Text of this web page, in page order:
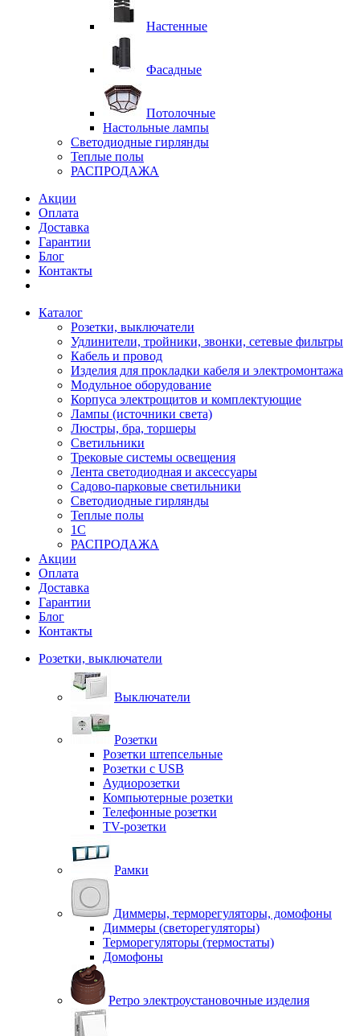
Настенные
Фасадные
Потолочные
Настольные лампы
Светодиодные гирлянды
Теплые полы
РАСПРОДАЖА
Акции
Оплата
Доставка
Гарантии
Блог
Контакты
Каталог
Розетки, выключатели
Удлинители, тройники, звонки, сетевые фильтры
Кабель и провод
Изделия для прокладки кабеля и электромонтажа
Модульное оборудование
Корпуса электрощитов и комплектующие
Лампы (источники света)
Люстры, бра, торшеры
Светильники
Трековые системы освещения
Лента светодиодная и аксессуары
Садово-парковые светильники
Светодиодные гирлянды
Теплые полы
1С
РАСПРОДАЖА
Акции
Оплата
Доставка
Гарантии
Блог
Контакты
Розетки, выключатели
Выключатели
Розетки
Розетки штепсельные
Розетки с USB
Аудиорозетки
Компьютерные розетки
Телефонные розетки
TV-розетки
Рамки
Диммеры, терморегуляторы, домофоны
Диммеры (светорегуляторы)
Терморегуляторы (термостаты)
Домофоны
Ретро электроустановочные изделия